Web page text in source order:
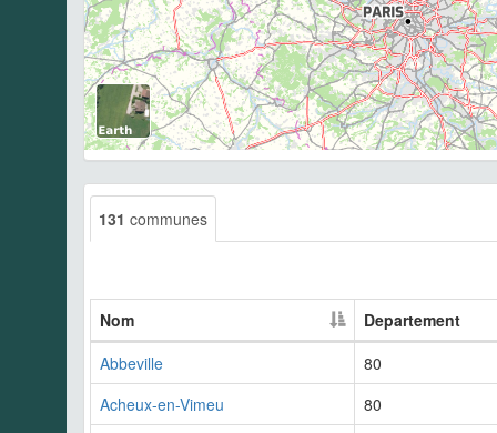
131 communes
Nom
Departement
Abbeville
80
Acheux-en-Vimeu
80